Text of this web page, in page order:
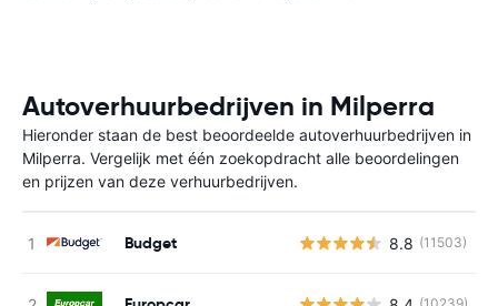
Autoverhuurbedrijven in Milperra
Hieronder staan de best beoordeelde autoverhuurbedrijven in
Milperra. Vergelijk met één zoekopdracht alle beoordelingen
en prijzen van deze verhuurbedrijven.
Budget 8.8 (11503)